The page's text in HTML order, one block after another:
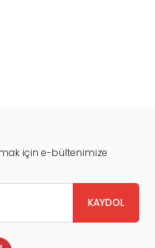
için e-bültenimize
KAYDOL